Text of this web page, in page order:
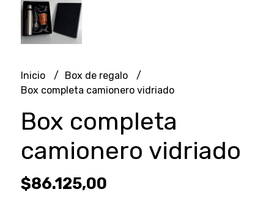
Inicio
Box de regalo
Box completa camionero vidriado
Box completa
camionero vidriado
$86.125,00